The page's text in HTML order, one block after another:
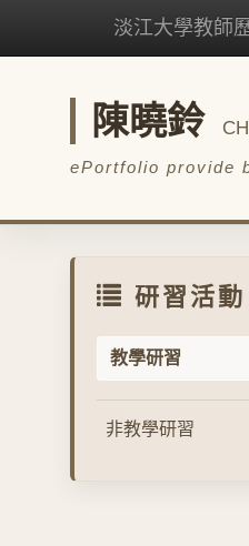
淡江大學教師
陳曉鈴
ePortfolio provide
研習活動
教學研習
非教學研習